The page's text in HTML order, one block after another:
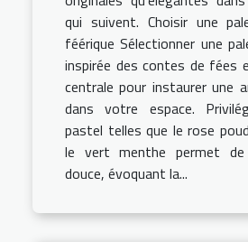
qui suivent. Choisir une
féérique Sélectionner une
inspirée des contes de fées
centrale pour instaurer une
dans votre espace.
pastel telles que le rose
le vert menthe permet
douce, évoquant la...